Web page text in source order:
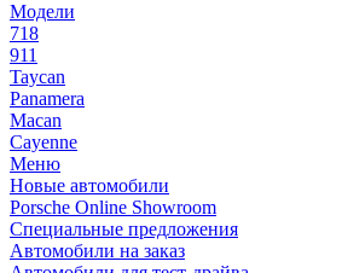
Модели
718
911
Taycan
Panamera
Macan
Cayenne
Меню
Новые автомобили
Porsche Online Showroom
Специальные предложения
Автомобили на заказ